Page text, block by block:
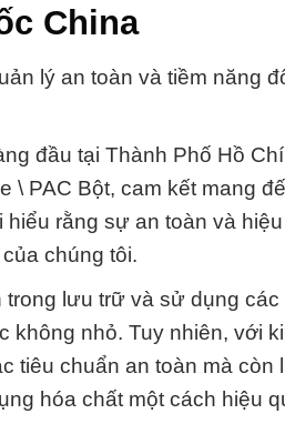
China
lý an toàn và tiềm năng
đầu tại Thành Phố Hồ
\ PAC Bột, cam kết mang
rằng sự an toàn và
chúng tôi.
lưu trữ và sử dụng
không nhỏ. Tuy nhiên, với
tiêu chuẩn an toàn mà
hóa chất một cách hiệu